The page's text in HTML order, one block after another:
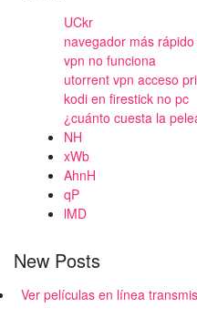
UCkr
navegador más
vpn no funciona
utorrent vpn acceso
kodi en firestick no pc
¿cuánto cuesta la
NH
xWb
AhnH
qP
lMD
New Posts
Ver películas en línea